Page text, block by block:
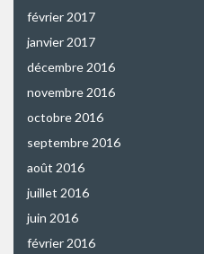
février 2017
janvier 2017
décembre 2016
novembre 2016
octobre 2016
septembre 2016
août 2016
juillet 2016
juin 2016
février 2016